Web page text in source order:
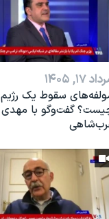
۱۷, ۱۴۰۵
سقوط یک رژیم
گفت‌وگو با مهدی